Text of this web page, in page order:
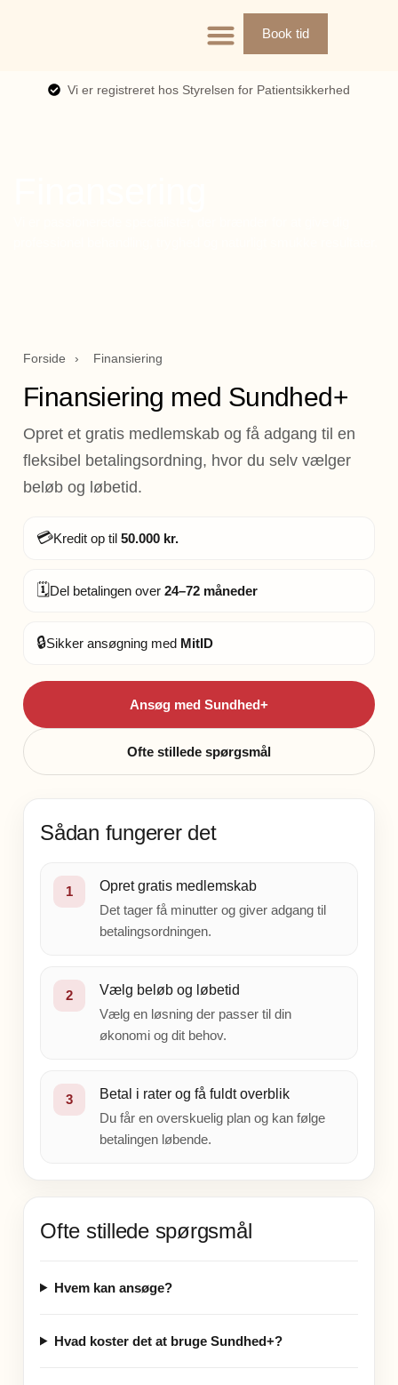
Book tid
Vi er registreret hos Styrelsen for Patientsikkerhed
Forside › Finansiering
Finansiering med Sundhed+
Opret et gratis medlemskab og få adgang til en
fleksibel betalingsordning, hvor du selv vælger
beløb og løbetid.
💳Kredit op til 50.000 kr.
🗓️Del betalingen over 24–72 måneder
🔒Sikker ansøgning med MitID
Ansøg med Sundhed+
Ofte stillede spørgsmål
Sådan fungerer det
1
Opret gratis medlemskab
Det tager få minutter og giver adgang til
betalingsordningen.
2
Vælg beløb og løbetid
Vælg en løsning der passer til din
økonomi og dit behov.
3
Betal i rater og få fuldt overblik
Du får en overskuelig plan og kan følge
betalingen løbende.
Ofte stillede spørgsmål
Hvem kan ansøge?
Hvad koster det at bruge Sundhed+?